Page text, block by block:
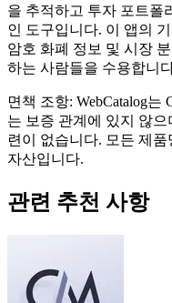
을 추적하고 투자 포트폴
인 도구입니다. 이 앱의
암호 화폐 정보 및 시장
하는 사람들을 수용합니
면책 조항: WebCatalog는
는 보증 관계에 있지 않
련이 없습니다. 모든 제
자산입니다.
관련 추천 사항